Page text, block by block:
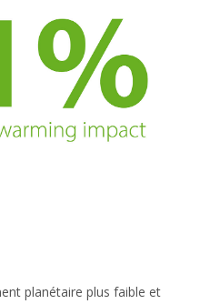
planétaire plus faible et